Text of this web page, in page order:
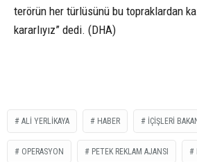
terörün her türlüsünü bu topraklardan
kararlıyız” dedi. (DHA)
ALİ YERLİKAYA HABER İÇİŞLERİ
OPERASYON PETEK REKLAM AJANSI